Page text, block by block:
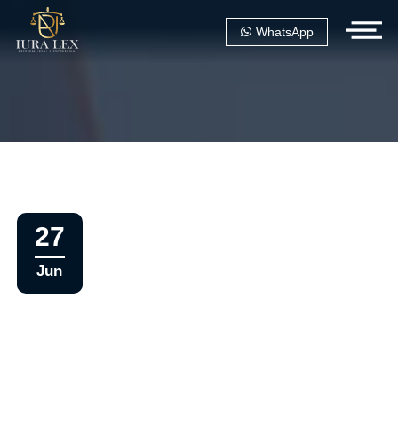
WhatsApp
27
Jun